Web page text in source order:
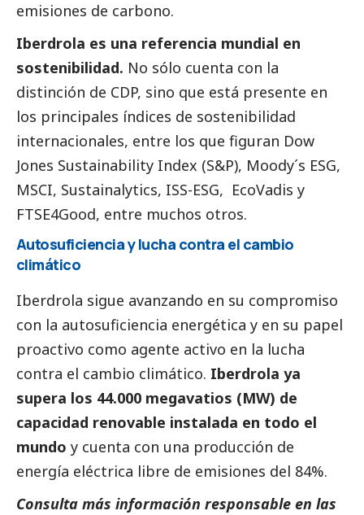
emisiones de carbono.
Iberdrola es una referencia mundial en
sostenibilidad. No sólo cuenta con la
distinción de CDP, sino que está presente en
los principales índices de sostenibilidad
internacionales, entre los que figuran Dow
Jones Sustainability Index (S&P), Moody´s ESG,
MSCI, Sustainalytics, ISS-ESG, EcoVadis y
FTSE4Good, entre muchos otros.
Autosuficiencia y lucha contra el cambio
climático
Iberdrola sigue avanzando en su compromiso
con la autosuficiencia energética y en su papel
proactivo como agente activo en la lucha
contra el cambio climático. Iberdrola ya
supera los 44.000 megavatios (MW) de
capacidad renovable instalada en todo el
mundo y cuenta con una producción de
energía eléctrica libre de emisiones del 84%.
Consulta más información responsable en las